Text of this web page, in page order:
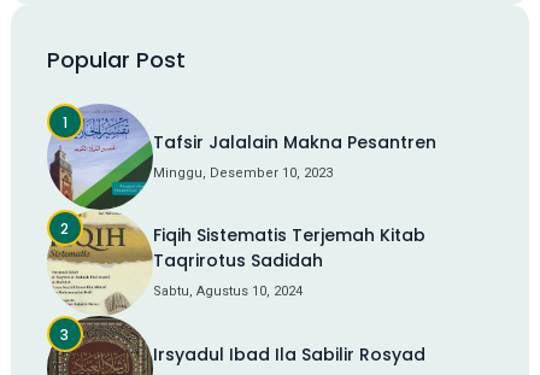
Popular Post
Tafsir Jalalain Makna Pesantren
Minggu, Desember 10, 2023
Fiqih Sistematis Terjemah Kitab
Taqrirotus Sadidah
Sabtu, Agustus 10, 2024
Irsyadul Ibad Ila Sabilir Rosyad